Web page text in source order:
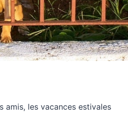
amis, les vacances estivales